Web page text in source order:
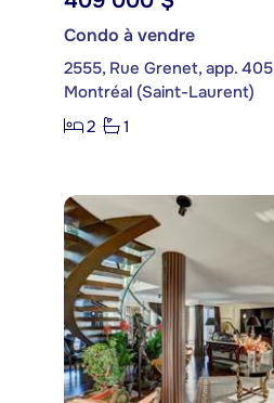
Condo à vendre
2555, Rue Grenet, app. 405
Montréal (Saint-Laurent)
2
1